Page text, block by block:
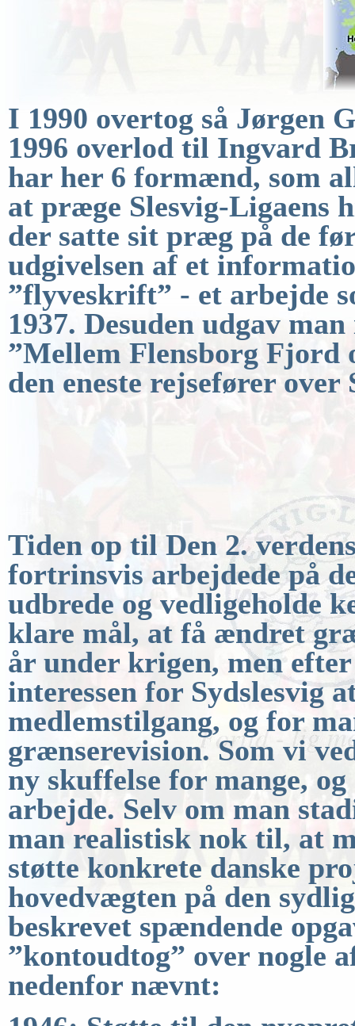
I 1990 overtog så Jørgen
1996 overlod til Ingvard
har her 6 formænd, som
at præge Slesvig-Ligaens
der satte sit præg på de
udgivelsen af et
”flyveskrift” - et arbejde
1937. Desuden udgav
”Mellem Flensborg Fjord
den eneste rejsefører over
Tiden op til Den 2.
fortrinsvis arbejdede på
udbrede og vedligeholde
klare mål, at få ændret
år under krigen, men
interessen for Sydslesvig
medlemstilgang, og for
grænserevision. Som vi
ny skuffelse for mange,
arbejde. Selv om man
man realistisk nok til, at
støtte konkrete danske
hovedvægten på den
beskrevet spændende
”kontoudtog” over nogle
nedenfor nævnt: